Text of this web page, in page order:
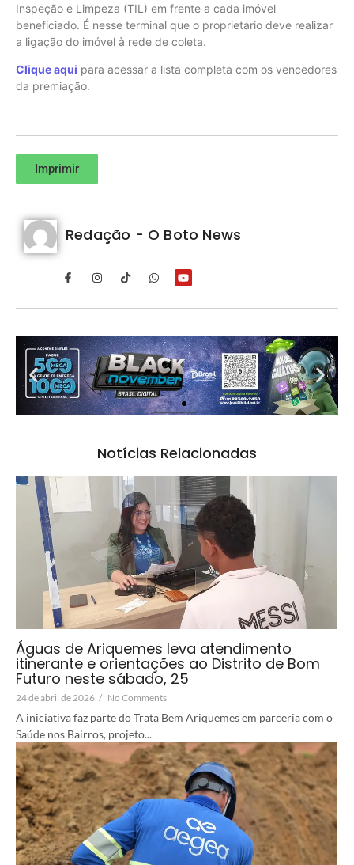
Inspeção e Limpeza (TIL) em frente a cada imóvel
beneficiado. É nesse terminal que o proprietário deve realizar
a ligação do imóvel à rede de coleta.
Clique aqui para acessar a lista completa com os vencedores
da premiação.
Imprimir
Redação - O Boto News
Notícias Relacionadas
Águas de Ariquemes leva atendimento
itinerante e orientações ao Distrito de Bom
Futuro neste sábado, 25
24 de abril de 2026 / No Comments
A iniciativa faz parte do Trata Bem Ariquemes em parceria com o
Saúde nos Bairros, projeto...